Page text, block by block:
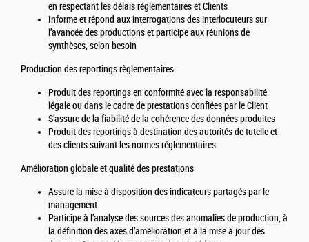
en respectant les délais réglementaires et Clients
Informe et répond aux interrogations des interlocuteurs sur
l’avancée des productions et participe aux réunions de
synthèses, selon besoin
Production des reportings règlementaires
Produit des reportings en conformité avec la responsabilité
légale ou dans le cadre de prestations confiées par le Client
S’assure de la fiabilité de la cohérence des données produites
Produit des reportings à destination des autorités de tutelle et
des clients suivant les normes réglementaires
Amélioration globale et qualité des prestations
Assure la mise à disposition des indicateurs partagés par le
management
Participe à l’analyse des sources des anomalies de production, à
la définition des axes d’amélioration et à la mise à jour des